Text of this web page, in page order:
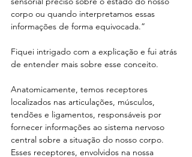
corpo ou quando interpretamos essas
informações de forma equivocada.”
Fiquei intrigado com a explicação e fui atrás
de entender mais sobre esse conceito.
Anatomicamente, temos receptores
localizados nas articulações, músculos,
tendões e ligamentos, responsáveis por
fornecer informações ao sistema nervoso
central sobre a situação do nosso corpo.
Esses receptores, envolvidos na nossa